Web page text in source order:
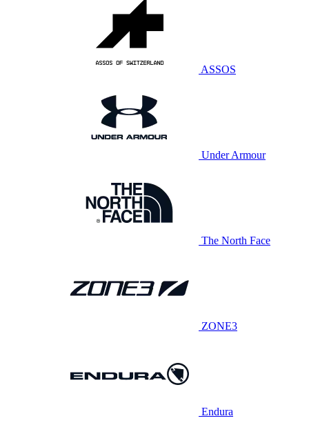
ASSOS
Under Armour
The North Face
ZONE3
Endura